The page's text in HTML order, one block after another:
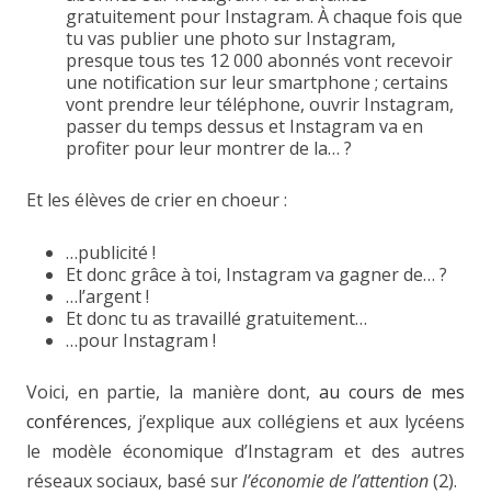
gratuitement pour Instagram. À chaque fois que
tu vas publier une photo sur Instagram,
presque tous tes 12 000 abonnés vont recevoir
une notification sur leur smartphone ; certains
vont prendre leur téléphone, ouvrir Instagram,
passer du temps dessus et Instagram va en
profiter pour leur montrer de la… ?
Et les élèves de crier en choeur :
…publicité !
Et donc grâce à toi, Instagram va gagner de… ?
…l’argent !
Et donc tu as travaillé gratuitement…
…pour Instagram !
Voici, en partie, la manière dont, au cours de mes
conférences, j’explique aux collégiens et aux lycéens
le modèle économique d’Instagram et des autres
réseaux sociaux, basé surl’économie de l’attention(2).